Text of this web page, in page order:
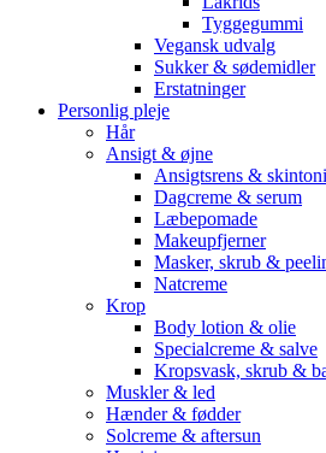
Tyggegummi
Vegansk udvalg
Sukker & sødemidler
Erstatninger
Personlig pleje
Hår
Ansigt & øjne
Ansigtsrens &
Dagcreme & serum
Læbepomade
Makeupfjerner
Masker, skrub &
Natcreme
Krop
Body lotion & olie
Specialcreme & salve
Kropsvask, skrub &
Muskler & led
Hænder & fødder
Solcreme & aftersun